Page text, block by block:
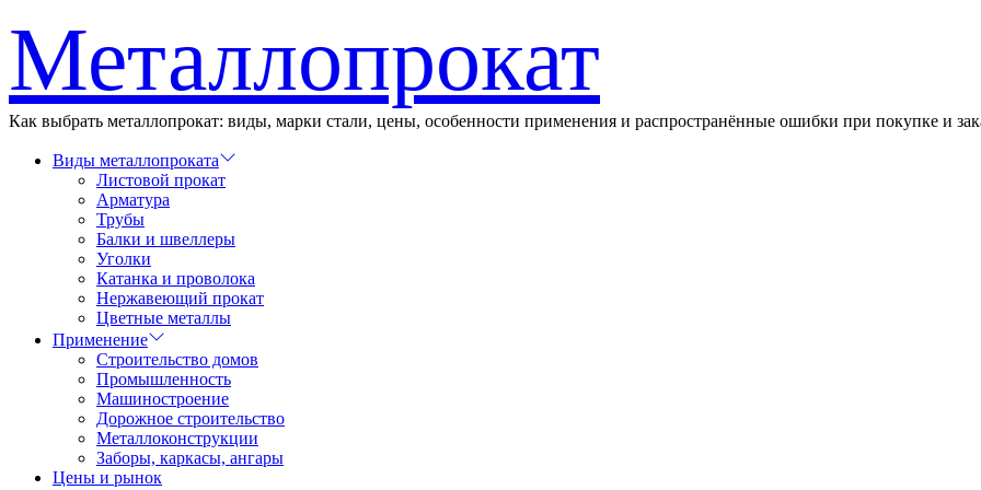
к
содержимому
Металлопрокат
Как выбрать металлопрокат: виды, марки стали, цены, особенности применения и распространённые ошибки при покупке и
Виды металлопроката
Листовой прокат
Арматура
Трубы
Балки и швеллеры
Уголки
Катанка и проволока
Нержавеющий прокат
Цветные металлы
Применение
Строительство домов
Промышленность
Машиностроение
Дорожное строительство
Металлоконструкции
Заборы, каркасы, ангары
Цены и рынок